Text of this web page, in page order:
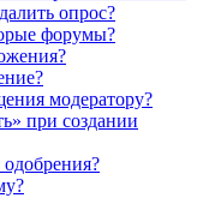
опрос?
форумы?
модератору?
при создании